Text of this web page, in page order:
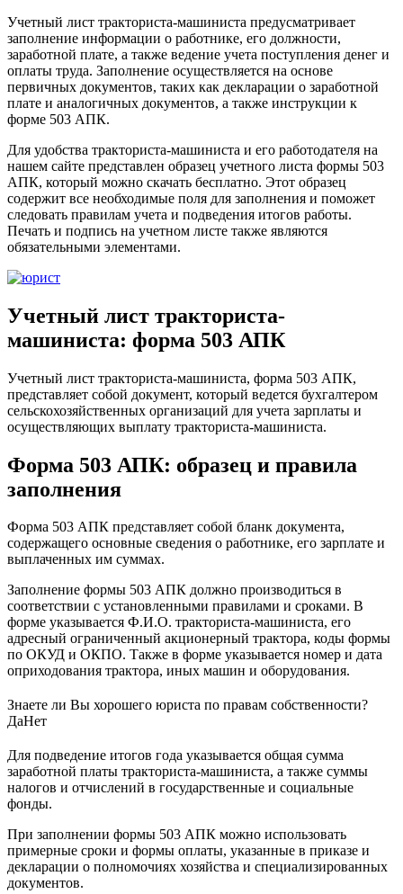
Учетный лист тракториста-машиниста предусматривает
заполнение информации о работнике, его должности,
заработной плате, а также ведение учета поступления денег и
оплаты труда. Заполнение осуществляется на основе
первичных документов, таких как декларации о заработной
плате и аналогичных документов, а также инструкции к
форме 503 АПК.
Для удобства тракториста-машиниста и его работодателя на
нашем сайте представлен образец учетного листа формы 503
АПК, который можно скачать бесплатно. Этот образец
содержит все необходимые поля для заполнения и поможет
следовать правилам учета и подведения итогов работы.
Печать и подпись на учетном листе также являются
обязательными элементами.
Учетный лист тракториста-
машиниста: форма 503 АПК
Учетный лист тракториста-машиниста, форма 503 АПК,
представляет собой документ, который ведется бухгалтером
сельскохозяйственных организаций для учета зарплаты и
осуществляющих выплату тракториста-машиниста.
Форма 503 АПК: образец и правила
заполнения
Форма 503 АПК представляет собой бланк документа,
содержащего основные сведения о работнике, его зарплате и
выплаченных им суммах.
Заполнение формы 503 АПК должно производиться в
соответствии с установленными правилами и сроками. В
форме указывается Ф.И.О. тракториста-машиниста, его
адресный ограниченный акционерный трактора, коды формы
по ОКУД и ОКПО. Также в форме указывается номер и дата
оприходования трактора, иных машин и оборудования.
Знаете ли Вы хорошего юриста по правам собственности?
ДаНет
Для подведение итогов года указывается общая сумма
заработной платы тракториста-машиниста, а также суммы
налогов и отчислений в государственные и социальные
фонды.
При заполнении формы 503 АПК можно использовать
примерные сроки и формы оплаты, указанные в приказе и
декларации о полномочиях хозяйства и специализированных
документов.